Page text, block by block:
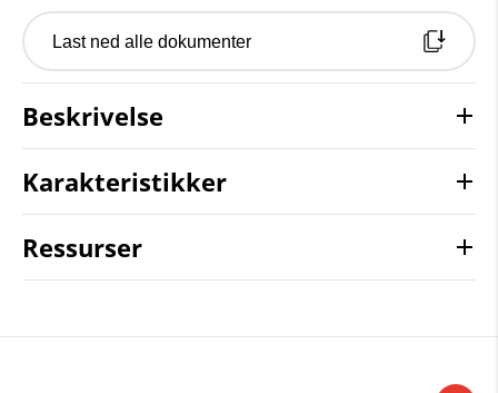
Last ned alle dokumenter
Beskrivelse
Karakteristikker
Ressurser